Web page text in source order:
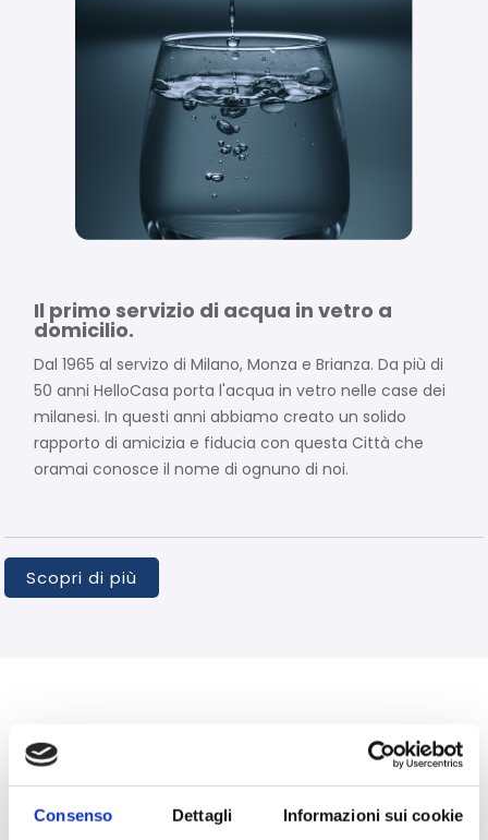
Consenso Dettagli Informazioni sui cookie
Il primo servizio di acqua in vetro a
domicilio.
Dal 1965 al servizo di Milano, Monza e Brianza. Da più di
50 anni HelloCasa porta l'acqua in vetro nelle case dei
milanesi. In questi anni abbiamo creato un solido
rapporto di amicizia e fiducia con questa Città che
oramai conosce il nome di ognuno di noi.
Scopri di più